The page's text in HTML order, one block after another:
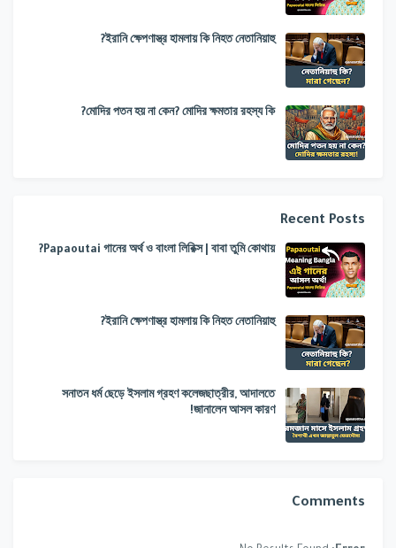
ইরানি ক্ষেপণাস্ত্র হামলায় কি নিহত নেতানিয়াহু?
মোদির পতন হয় না কেন? মোদির ক্ষমতার রহস্য কি?
Recent Posts
Papaoutai গানের অর্থ ও বাংলা লিরিক্স | বাবা তুমি কোথায়?
ইরানি ক্ষেপণাস্ত্র হামলায় কি নিহত নেতানিয়াহু?
সনাতন ধর্ম ছেড়ে ইসলাম গ্রহণ কলেজছাত্রীর, আদালতে
জানালেন আসল কারণ!
Comments